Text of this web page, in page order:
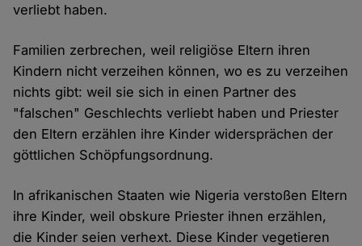
verliebt haben.
Familien zerbrechen, weil religiöse Eltern ihren
Kindern nicht verzeihen können, wo es zu verzeihen
nichts gibt: weil sie sich in einen Partner des
"falschen" Geschlechts verliebt haben und Priester
den Eltern erzählen ihre Kinder widersprächen der
göttlichen Schöpfungsordnung.
In afrikanischen Staaten wie Nigeria verstoßen Eltern
ihre Kinder, weil obskure Priester ihnen erzählen,
die Kinder seien verhext. Diese Kinder vegetieren